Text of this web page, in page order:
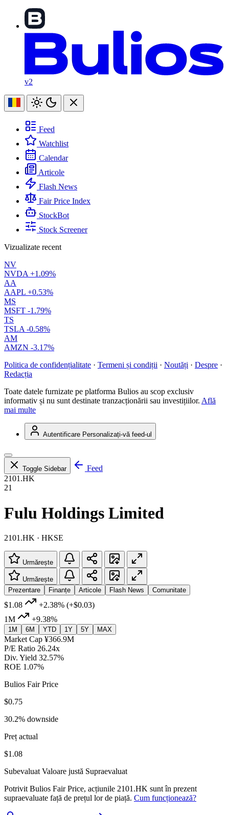
v2
Feed
Watchlist
Calendar
Articole
Flash News
Fair Price Index
StockBot
Stock Screener
Vizualizate recent
NV
NVDA +1.09%
AA
AAPL +0.53%
MS
MSFT -1.79%
TS
TSLA -0.58%
AM
AMZN -3.17%
Politica de confidențialitate · Termeni și condiții · Noutăți · Despre ·
Redacția
Toate datele furnizate pe platforma Bulios au scop exclusiv
informativ și nu sunt destinate tranzacționării sau investițiilor. Află
mai multe
Autentificare Personalizați-vă feed-ul
Toggle Sidebar
Feed
2101.HK
21
Fulu Holdings Limited
2101.HK · HKSE
Urmărește
Urmărește
Prezentare
Finanțe Articole Flash News Comunitate
$1.08 +2.38% (+$0.03)
1M
+9.38%
1M 6M YTD 1Y 5Y MAX
Market Cap ¥366.9M
P/E Ratio 26.24x
Div. Yield 32.57%
ROE 1.07%
Bulios Fair Price
$0.75
30.2% downside
Preț actual
$1.08
Subevaluat Valoare justă Supraevaluat
Potrivit Bulios Fair Price, acțiunile 2101.HK sunt în prezent
supraevaluate față de prețul lor de piață. Cum funcționează?